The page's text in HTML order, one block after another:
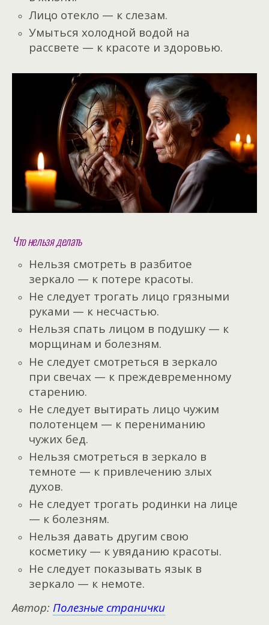
Лицо отекло — к слезам.
Умыться холодной водой на
рассвете — к красоте и здоровью.
Что нельзя делать
Нельзя смотреть в разбитое
зеркало — к потере красоты.
Не следует трогать лицо грязными
руками — к несчастью.
Нельзя спать лицом в подушку — к
морщинам и болезням.
Не следует смотреться в зеркало
при свечах — к преждевременному
старению.
Не следует вытирать лицо чужим
полотенцем — к перениманию
чужих бед.
Нельзя смотреться в зеркало в
темноте — к привлечению злых
духов.
Не следует трогать родинки на лице
— к болезням.
Нельзя давать другим свою
косметику — к увяданию красоты.
Не следует показывать язык в
зеркало — к немоте.
Автор: Полезные странички